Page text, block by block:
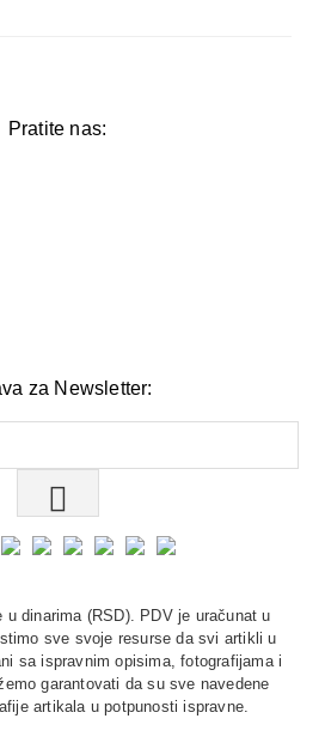
Pratite nas:
za Newsletter:
dinarima (RSD). PDV je uračunat u
sve svoje resurse da svi artikli u
sa ispravnim opisima, fotografijama i
garantovati da su sve navedene
artikala u potpunosti ispravne.